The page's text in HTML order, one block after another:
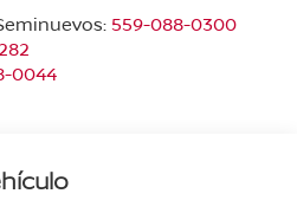
559-088-0300
0044